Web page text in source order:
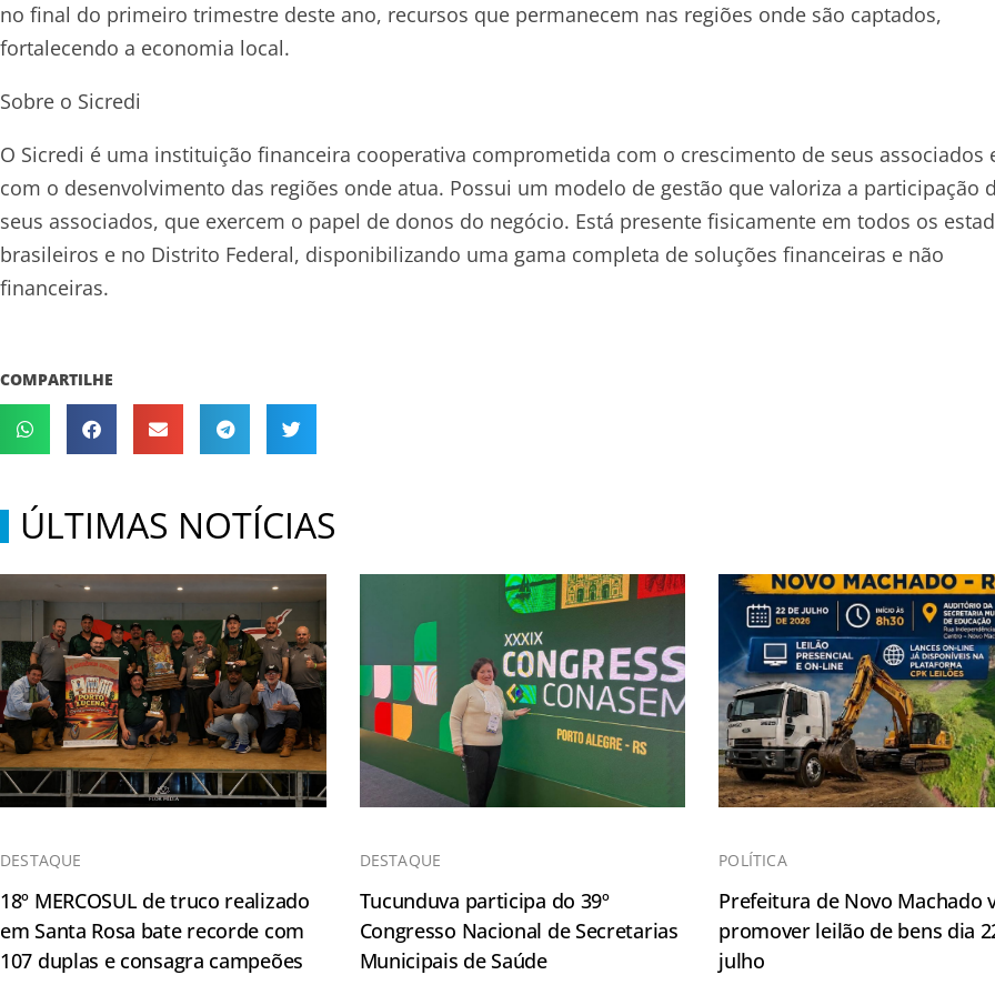
no final do primeiro trimestre deste ano, recursos que permanecem nas regiões onde são captados,
fortalecendo a economia local.
Sobre o Sicredi
O Sicredi é uma instituição financeira cooperativa comprometida com o crescimento de seus associados
com o desenvolvimento das regiões onde atua. Possui um modelo de gestão que valoriza a participação
seus associados, que exercem o papel de donos do negócio. Está presente fisicamente em todos os
brasileiros e no Distrito Federal, disponibilizando uma gama completa de soluções financeiras e não
financeiras.
COMPARTILHE
ÚLTIMAS NOTÍCIAS
DESTAQUE
18º MERCOSUL de truco realizado
em Santa Rosa bate recorde com
107 duplas e consagra campeões
DESTAQUE
Tucunduva participa do 39º
Congresso Nacional de Secretarias
Municipais de Saúde
POLÍTICA
Prefeitura de Novo Machado
promover leilão de bens dia
julho